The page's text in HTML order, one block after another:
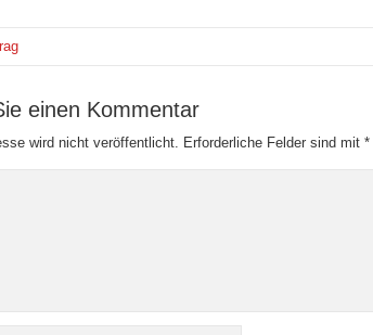
einen Kommentar
wird nicht veröffentlicht. Erforderliche Felder sind mit *